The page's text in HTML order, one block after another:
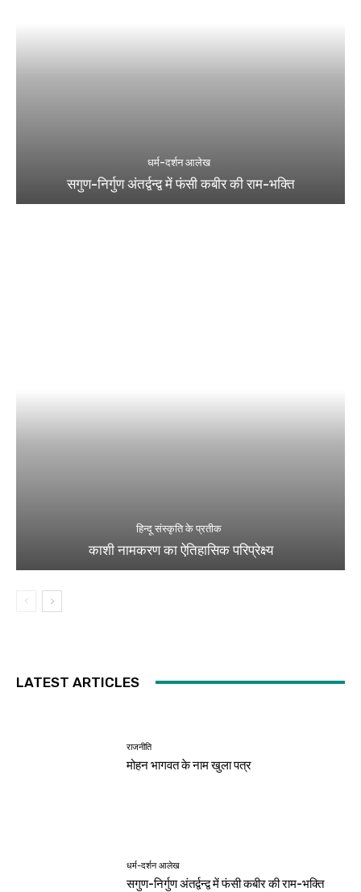
धर्म-दर्शन आलेख
सगुण-निर्गुण अंतर्द्वन्द्व में फंसी कबीर की राम-भक्ति
हिन्दू संस्कृति के प्रतीक
काशी नामकरण का ऐतिहासिक परिप्रेक्ष्य
LATEST ARTICLES
राजनीति
मोहन भागवत के नाम खुला पत्र
धर्म-दर्शन आलेख
सगुण-निर्गुण अंतर्द्वन्द्व में फंसी कबीर की राम-भक्ति